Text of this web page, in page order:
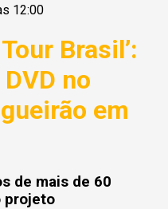
12:00
Brasil’:
no
em
de mais de 60
projeto